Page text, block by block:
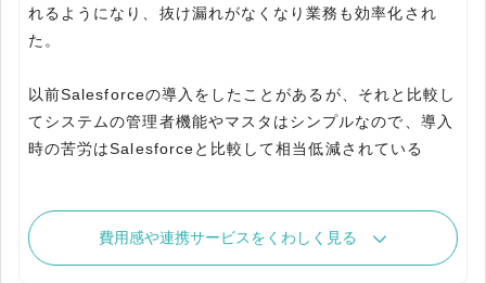
れるようになり、抜け漏れがなくなり業務も効率化され
た。
以前Salesforceの導入をしたことがあるが、それと比較し
てシステムの管理者機能やマスタはシンプルなので、導入
時の苦労はSalesforceと比較して相当低減されている
費用感や連携サービスをくわしく見る